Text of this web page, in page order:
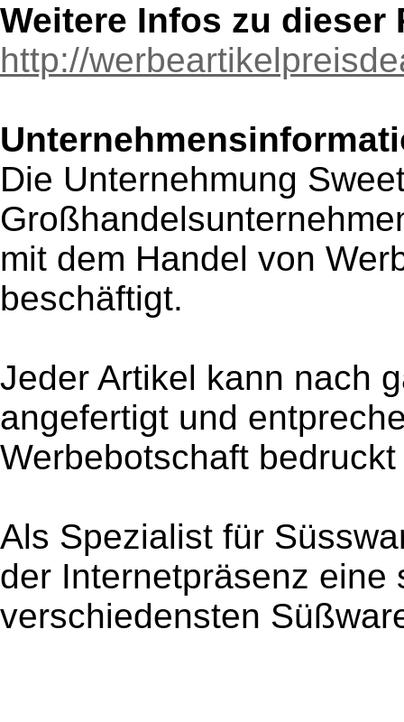
Weitere Infos zu dieser
http://
Die Unternehmung
mit dem Handel von
beschäftigt.
Jeder Artikel kann nach
angefertigt und
Werbebotschaft
Als Spezialist für
der Internetpräsenz eine
verschiedensten